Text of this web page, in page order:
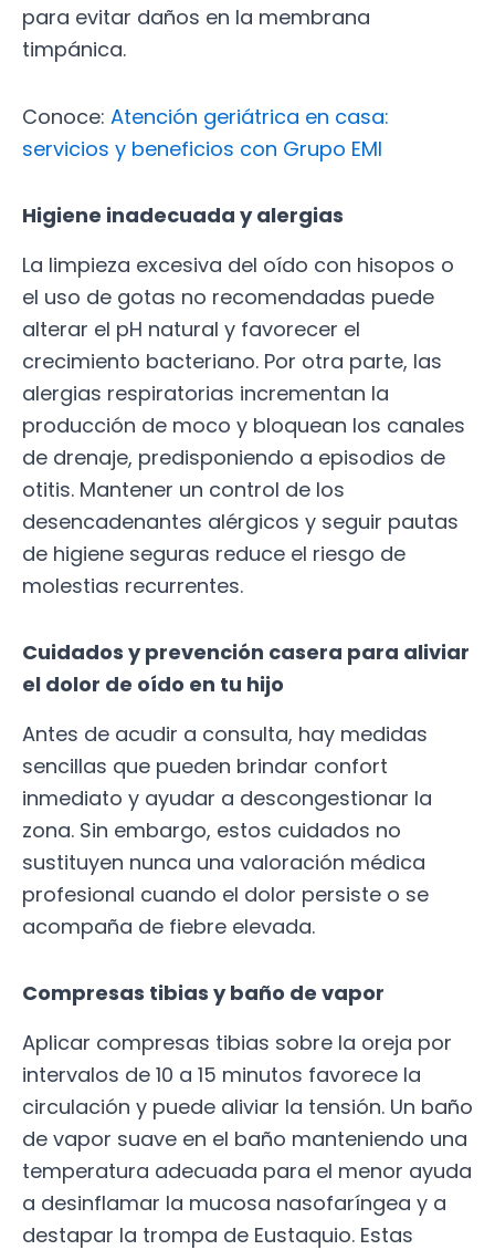
para evitar daños en la membrana
timpánica.
Conoce: Atención geriátrica en casa:
servicios y beneficios con Grupo EMI
Higiene inadecuada y alergias
La limpieza excesiva del oído con hisopos o
el uso de gotas no recomendadas puede
alterar el pH natural y favorecer el
crecimiento bacteriano. Por otra parte, las
alergias respiratorias incrementan la
producción de moco y bloquean los canales
de drenaje, predisponiendo a episodios de
otitis. Mantener un control de los
desencadenantes alérgicos y seguir pautas
de higiene seguras reduce el riesgo de
molestias recurrentes.
Cuidados y prevención casera para aliviar
el dolor de oído en tu hijo
Antes de acudir a consulta, hay medidas
sencillas que pueden brindar confort
inmediato y ayudar a descongestionar la
zona. Sin embargo, estos cuidados no
sustituyen nunca una valoración médica
profesional cuando el dolor persiste o se
acompaña de fiebre elevada.
Compresas tibias y baño de vapor
Aplicar compresas tibias sobre la oreja por
intervalos de 10 a 15 minutos favorece la
circulación y puede aliviar la tensión. Un baño
de vapor suave en el baño manteniendo una
temperatura adecuada para el menor ayuda
a desinflamar la mucosa nasofaríngea y a
destapar la trompa de Eustaquio. Estas